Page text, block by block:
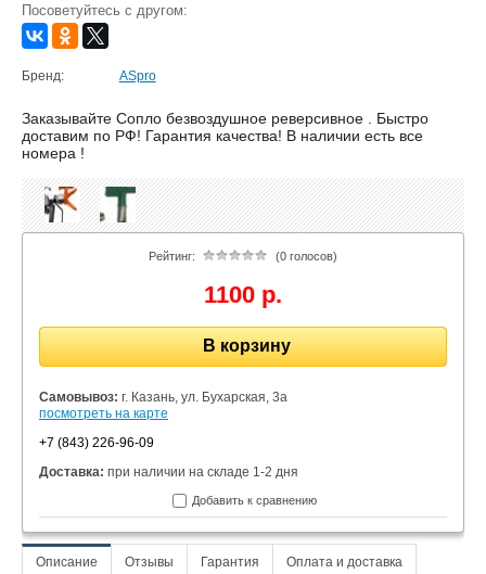
Посоветуйтесь с другом:
Бренд: ASpro
Заказывайте Сопло безвоздушное реверсивное . Быстро
доставим по РФ! Гарантия качества! В наличии есть все
номера !
Рейтинг: (0 голосов)
1100 р.
В корзину
Самовывоз: г. Казань, ул. Бухарская, 3а
посмотреть на карте
+7 (843) 226-96-09
Доставка: при наличии на складе 1-2 дня
Добавить к сравнению
Описание Отзывы Гарантия Оплата и доставка